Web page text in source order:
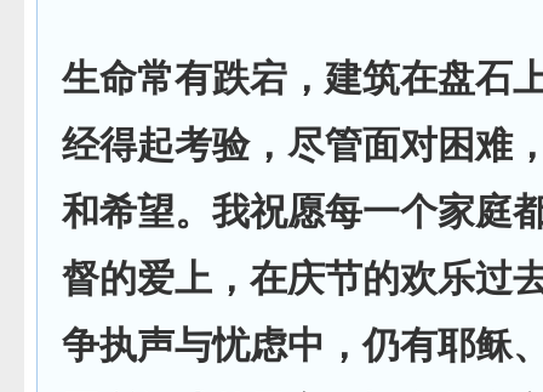
生命常有跌宕，建筑在盘石
经得起考验，尽管面对困难
和希望。我祝愿每一个家庭
督的爱上，在庆节的欢乐过
争执声与忧虑中，仍有耶稣